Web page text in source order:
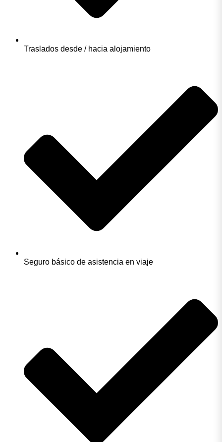
Traslados desde / hacia alojamiento
Seguro básico de asistencia en viaje